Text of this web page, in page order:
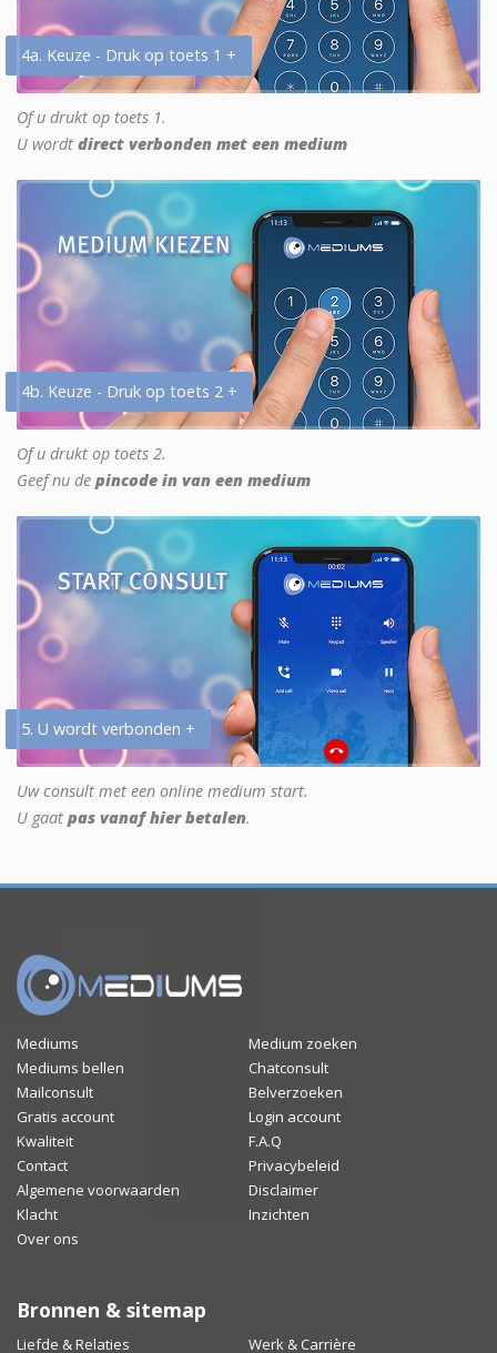
4a. Keuze - Druk op toets 1 +
Of u drukt op toets 1.
U wordt direct verbonden met een medium
4b. Keuze - Druk op toets 2 +
Of u drukt op toets 2.
Geef nu de pincode in van een medium
5. U wordt verbonden +
Uw consult met een online medium start.
U gaat pas vanaf hier betalen.
Mediums
Medium zoeken
Mediums bellen
Chatconsult
Mailconsult
Belverzoeken
Gratis account
Login account
Kwaliteit
F.A.Q
Contact
Privacybeleid
Algemene voorwaarden
Disclaimer
Klacht
Inzichten
Over ons
Bronnen & sitemap
Liefde & Relaties Werk & Carrière